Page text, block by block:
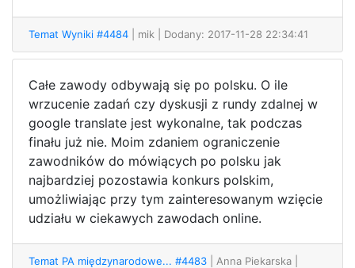
Temat Wyniki #4484 | mik | Dodany: 2017-11-28 22:34:41
Całe zawody odbywają się po polsku. O ile
wrzucenie zadań czy dyskusji z rundy zdalnej w
google translate jest wykonalne, tak podczas
finału już nie. Moim zdaniem ograniczenie
zawodników do mówiących po polsku jak
najbardziej pozostawia konkurs polskim,
umożliwiając przy tym zainteresowanym wzięcie
udziału w ciekawych zawodach online.
Temat PA międzynarodowe... #4483 | Anna Piekarska